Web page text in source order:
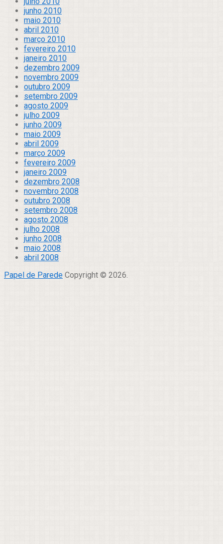
junho 2010
maio 2010
abril 2010
março 2010
fevereiro 2010
janeiro 2010
dezembro 2009
novembro 2009
outubro 2009
setembro 2009
agosto 2009
julho 2009
junho 2009
maio 2009
abril 2009
março 2009
fevereiro 2009
janeiro 2009
dezembro 2008
novembro 2008
outubro 2008
setembro 2008
agosto 2008
julho 2008
junho 2008
maio 2008
abril 2008
Papel de Parede Copyright © 2026.